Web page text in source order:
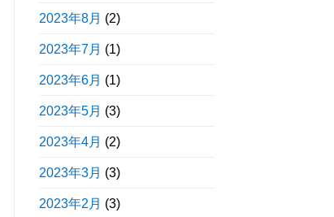
2023年8月 (2)
2023年7月 (1)
2023年6月 (1)
2023年5月 (3)
2023年4月 (2)
2023年3月 (3)
2023年2月 (3)